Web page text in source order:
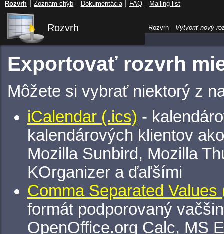
Rozvrh
Exportovať rozvrh
Môžete si vybrať niektorý z
iCalendar (.ics) -
kalendárových klientov
Mozilla Sunbird, Mozilla
KOrganizer a ďaľšími
Comma Separated Values
formát podporovaný
OpenOffice.org Calc, MS
Rozvrh Vytvoriť nový
Rozvrh Zoznam chýb Dokumentácia FAQ Mailing list